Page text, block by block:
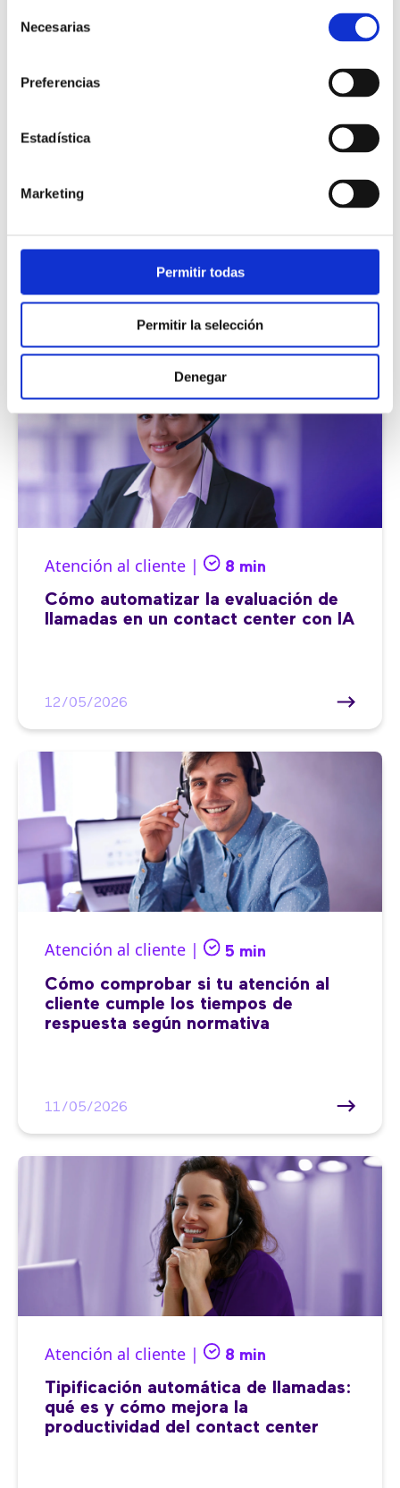
Necesarias
Preferencias
Estadística
Marketing
Permitir todas
Permitir la selección
Denegar
Atención al cliente | 8 min
Cómo automatizar la evaluación de
llamadas en un contact center con IA
12/05/2026
Atención al cliente | 5 min
Cómo comprobar si tu atención al
cliente cumple los tiempos de
respuesta según normativa
11/05/2026
Atención al cliente | 8 min
Tipificación automática de llamadas:
qué es y cómo mejora la
productividad del contact center